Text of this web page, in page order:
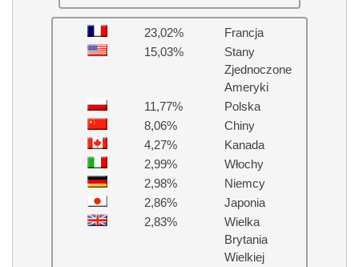
23,02%
Francja
15,03%
Stany
Zjednoczone
Ameryki
11,77%
Polska
8,06%
Chiny
4,27%
Kanada
2,99%
Włochy
2,98%
Niemcy
2,86%
Japonia
2,83%
Wielka
Brytania
Wielkiej